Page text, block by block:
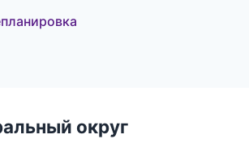
округ